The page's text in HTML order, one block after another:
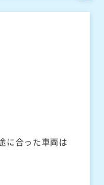
に合った車両は